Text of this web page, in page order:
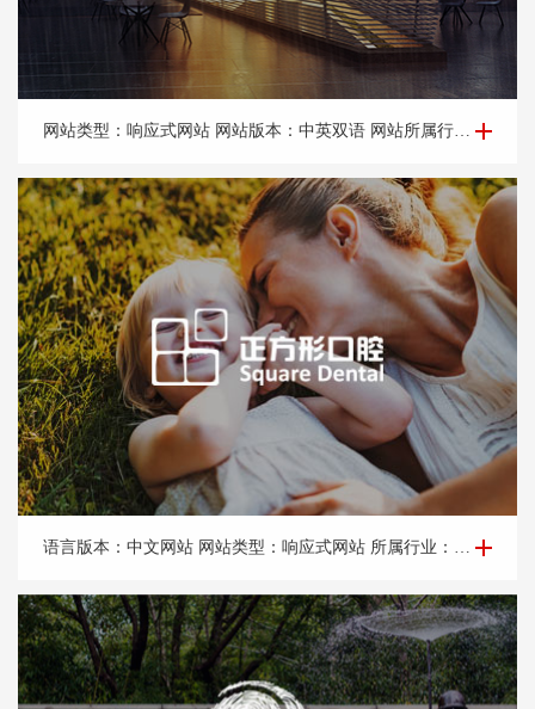
企业网站建设-北京正*奥能环保科技有限公司 网站类型：响应式网站 网站版本：中英双语 网站所属行业：节能、环保、热辐射采暖
品牌网站建设-北京正*形口腔门诊部有限公司